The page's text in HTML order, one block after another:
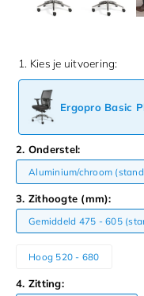
1. Kies je uitvoering:
Ergopro Basic
2. Onderstel:
Aluminium/chroom
3. Zithoogte (mm):
Gemiddeld 475 - 605
Hoog 520 - 680
4. Zitting: